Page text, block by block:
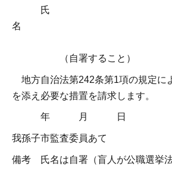
氏
（自署すること）
地方自治法第242条第1項の規定に
を添え必要な措置を請求します。
年 月 日
我孫子市監査委員あて
備考 氏名は自署（盲人が公職選挙